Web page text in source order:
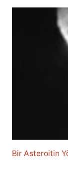
Bir Asteroitin